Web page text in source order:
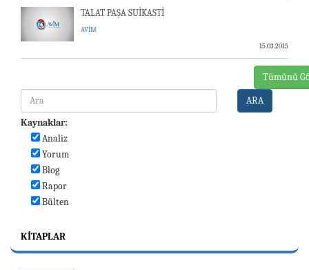
TALAT PAŞA SUİKASTİ
AVİM
15.03.2015
Tümünü
ARA
Kaynaklar:
Analiz
Yorum
Blog
Rapor
Bülten
KITAPLAR